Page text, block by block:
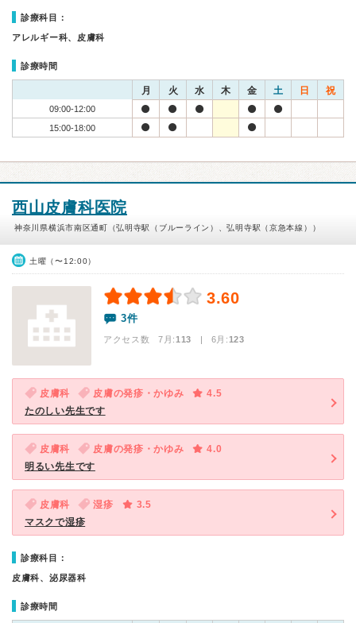
診療科目：
アレルギー科、皮膚科
診療時間
月 火 水 木 金 土 日 祝
09:00-12:00
15:00-18:00
西山皮膚科医院
神奈川県横浜市南区通町（弘明寺駅（ブルーライン）、弘明寺駅（京急本線））
土曜（〜12:00）
3.60
3件
アクセス数 7月:113 | 6月:123
皮膚科 皮膚の発疹・かゆみ
4.5
たのしい先生です
皮膚科 皮膚の発疹・かゆみ
4.0
明るい先生です
皮膚科 湿疹
3.5
マスクで湿疹
診療科目：
皮膚科、泌尿器科
診療時間